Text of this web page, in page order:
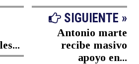
SIGUIENTE »
Antonio marte
recibe masivo
apoyo en...